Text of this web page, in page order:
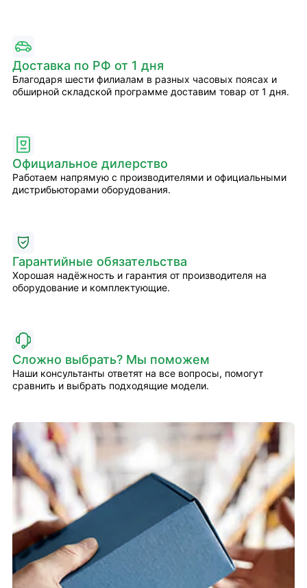
Доставка по РФ от 1 дня
Благодаря шести филиалам в разных часовых поясах и
обширной складской программе доставим товар от 1 дня.
Официальное дилерство
Работаем напрямую с производителями и официальными
дистрибьюторами оборудования.
Гарантийные обязательства
Хорошая надёжность и гарантия от производителя на
оборудование и комплектующие.
Сложно выбрать? Мы поможем
Наши консультанты ответят на все вопросы, помогут
сравнить и выбрать подходящие модели.